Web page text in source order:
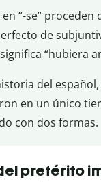
“-se”
de
“hubiera
del
en un único
con dos formas.
pretérito